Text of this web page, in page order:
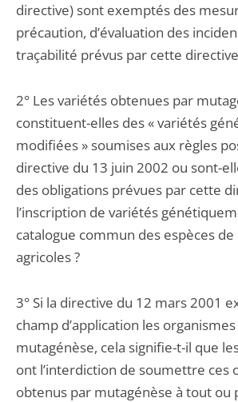
directive) sont exemptés des
précaution, d’évaluation des
traçabilité prévus par cette
2° Les variétés obtenues par
constituent-elles des « variétés
modifiées » soumises aux règles
directive du 13 juin 2002 ou sont-
des obligations prévues par cette
l’inscription de variétés
catalogue commun des espèces
agricoles ?
3° Si la directive du 12 mars 2001
champ d’application les
mutagénèse, cela signifie-t-il que
ont l’interdiction de soumettre ces
obtenus par mutagénèse à tout ou